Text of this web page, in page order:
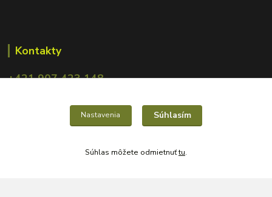
Kontakty
+421 907 423 148
obchod.mrcarp@gmail.com
Nastavenia Súhlasím
Súhlas môžete odmietnuťtu.